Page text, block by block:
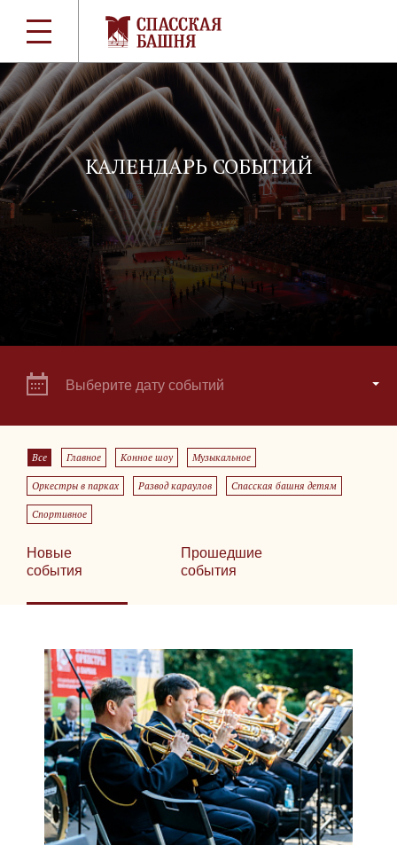
КАЛЕНДАРЬ СОБЫТИЙ
Выберите дату событий
Все Главное Конное шоу Музыкальное
Оркестры в парках Развод караулов Спасская башня детям
Спортивное
Новые
события
Прошедшие
события